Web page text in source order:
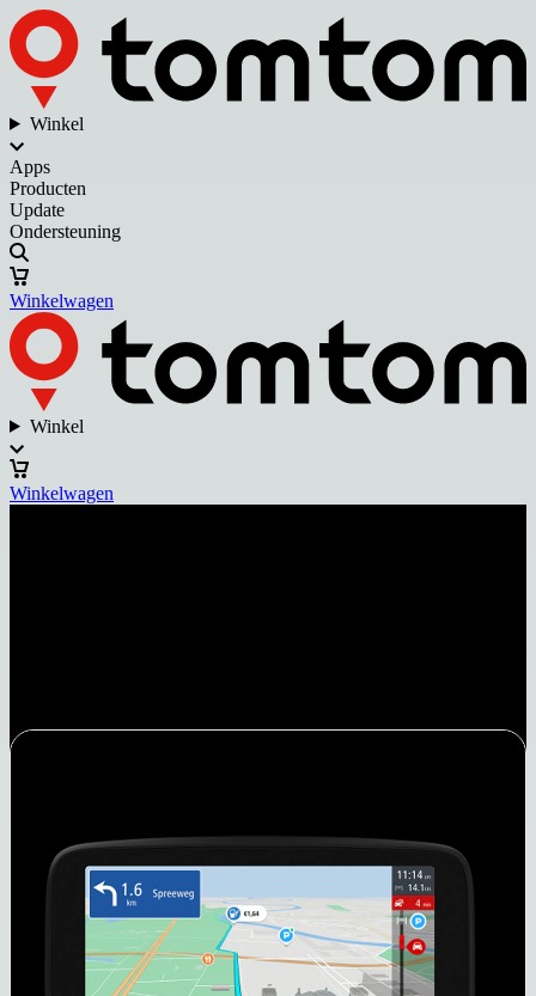
Winkel
Apps
Producten
Update
Ondersteuning
Winkelwagen
Winkel
Winkelwagen